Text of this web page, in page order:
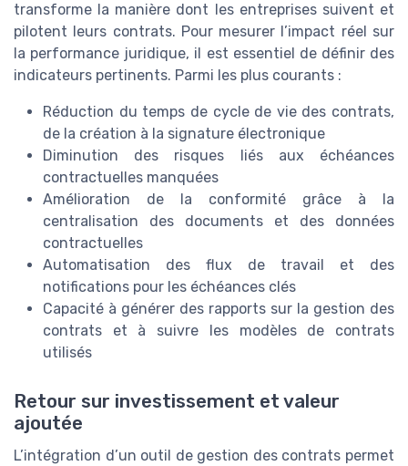
transforme la manière dont les entreprises suivent et
pilotent leurs contrats. Pour mesurer l’impact réel sur
la performance juridique, il est essentiel de définir des
indicateurs pertinents. Parmi les plus courants :
Réduction du temps de cycle de vie des contrats,
de la création à la signature électronique
Diminution des risques liés aux échéances
contractuelles manquées
Amélioration de la conformité grâce à la
centralisation des documents et des données
contractuelles
Automatisation des flux de travail et des
notifications pour les échéances clés
Capacité à générer des rapports sur la gestion des
contrats et à suivre les modèles de contrats
utilisés
Retour sur investissement et valeur
ajoutée
L’intégration d’un outil de gestion des contrats permet